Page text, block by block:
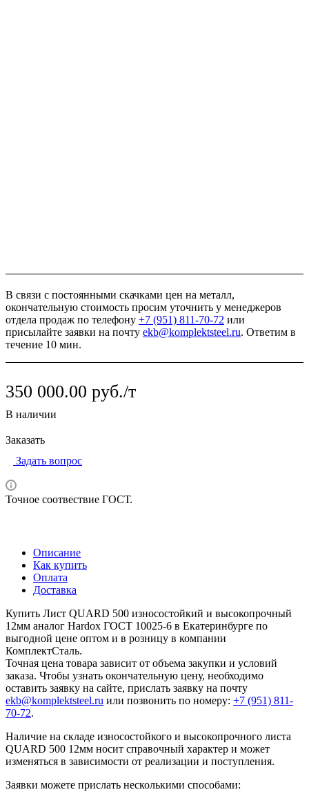
В связи с постоянными скачками цен на металл,
окончательную стоимость просим уточнить у менеджеров
отдела продаж по телефону +7 (951) 811-70-72 или
присылайте заявки на почту ekb@komplektsteel.ru. Ответим в
течение 10 мин.
350 000.00 руб./т
В наличии
Заказать
Задать вопрос
Точное соотвествие ГОСТ.
Описание
Как купить
Оплата
Доставка
Купить Лист QUARD 500 износостойкий и высокопрочный
12мм аналог Hardox ГОСТ 10025-6 в Екатеринбурге по
выгодной цене оптом и в розницу в компании
КомплектСталь.
Точная цена товара зависит от объема закупки и условий
заказа. Чтобы узнать окончательную цену, необходимо
оставить заявку на сайте, прислать заявку на почту
ekb@komplektsteel.ru или позвонить по номеру: +7 (951) 811-
70-72.
Наличие на складе износостойкого и высокопрочного листа
QUARD 500 12мм носит справочный характер и может
изменяться в зависимости от реализации и поступления.
Заявки можете прислать несколькими способами: